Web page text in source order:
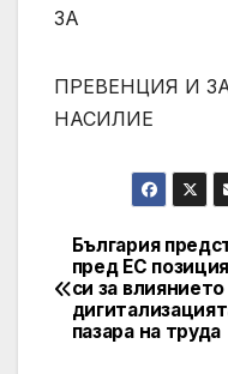
ЗА
ПРЕВЕНЦИЯ И
НАСИЛИЕ
Post
България
пред ЕС
си за влиянието
пазара на труда